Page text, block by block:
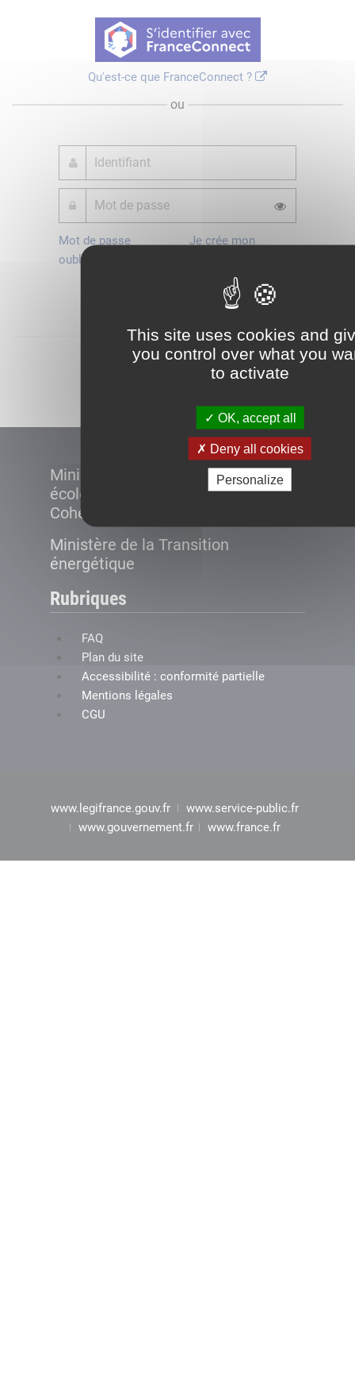
This site uses cookies and
you control over what you
to activate
OK, accept all
Deny all cookies
Personalize
Qu'est-ce que FranceConnect ?
ou
Mot de passe
oublié ?
Je crée mon
Démarrer
Ministère de la Transition
écologique et de la
Cohésion des territoires
Ministère de la Transition
énergétique
Rubriques
FAQ
Plan du site
Accessibilité : conformité partielle
Mentions légales
CGU
www.legifrance.gouv.fr
www.service-public.fr
www.gouvernement.fr
www.france.fr